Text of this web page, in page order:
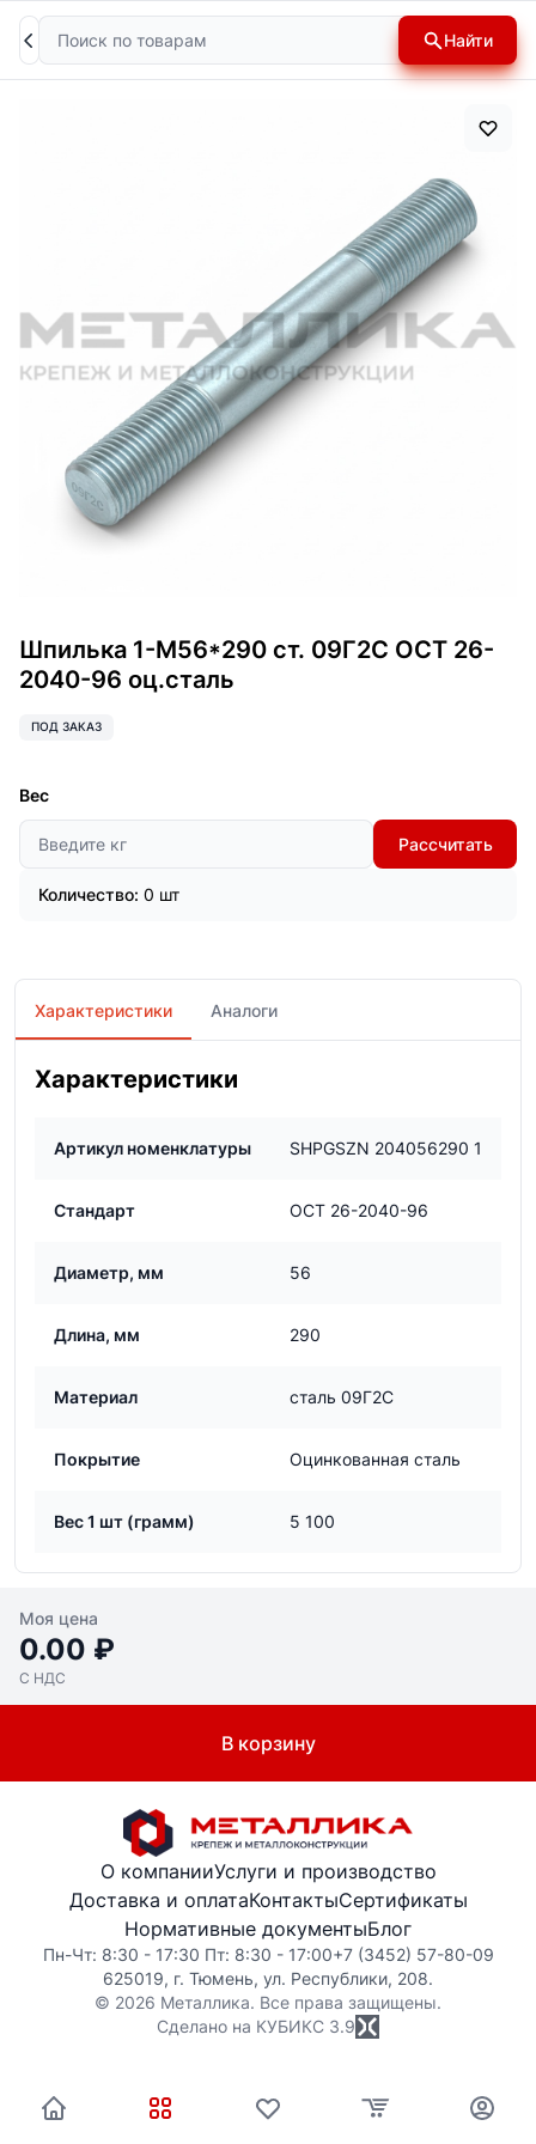
Поиск Найти
Шпилька 1-М56*290 ст. 09Г2С ОСТ 26-
2040-96 оц.сталь
ПОД ЗАКАЗ
Вес
Рассчитать
Количество: 0 шт
Характеристики Аналоги
Характеристики
Артикул номенклатуры SHPGSZN 204056290 1
Стандарт ОСТ 26-2040-96
Диаметр, мм 56
Длина, мм 290
Материал сталь 09Г2С
Покрытие Оцинкованная сталь
Вес 1 шт (грамм) 5 100
Моя цена
0.00 ₽
С НДС
В корзину
О компанииУслуги и производство
Доставка и оплатаКонтактыСертификаты
Нормативные документыБлог
Пн-Чт: 8:30 - 17:30 Пт: 8:30 - 17:00+7 (3452) 57-80-09
625019, г. Тюмень, ул. Республики, 208.
© 2026 Металлика. Все права защищены.
Сделано на КУБИКС 3.9